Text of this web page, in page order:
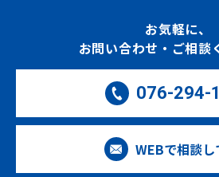
お気軽に、
お問い合わせ・ご相談
076-294-
WEBで相談し